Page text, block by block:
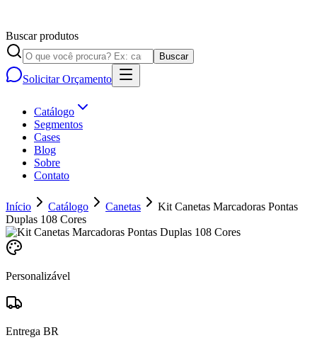
Buscar produtos
Buscar
Solicitar Orçamento
Catálogo
Segmentos
Cases
Blog
Sobre
Contato
Início Catálogo Canetas
Kit Canetas Marcadoras Pontas
Duplas 108 Cores
Personalizável
Entrega BR